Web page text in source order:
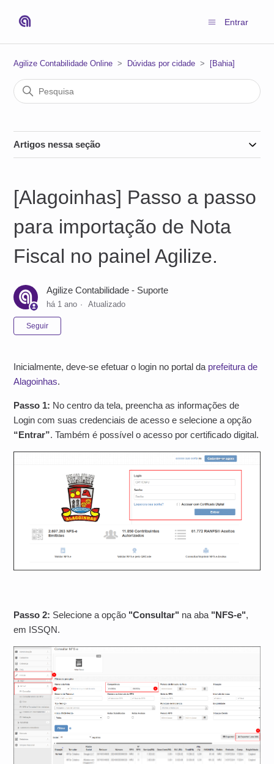
Entrar
Agilize Contabilidade Online Dúvidas por cidade [Bahia]
Artigos nessa seção
[Alagoinhas] Passo a passo
para importação de Nota
Fiscal no painel Agilize.
Agilize Contabilidade - Suporte
há 1 ano Atualizado
Seguir
Inicialmente, deve-se efetuar o login no portal da prefeitura de
Alagoinhas.
Passo 1: No centro da tela, preencha as informações de
Login com suas credenciais de acesso e selecione a opção
“Entrar”. Também é possível o acesso por certificado digital.
Passo 2: Selecione a opção "Consultar" na aba "NFS-e",
em ISSQN.